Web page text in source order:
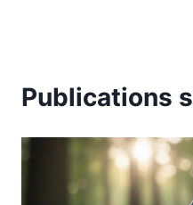
Publications